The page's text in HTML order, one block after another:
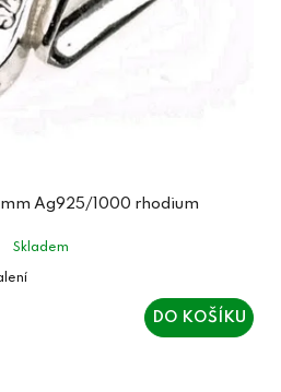
Ag925/1000 rhodium
Skladem
DO KOŠÍKU